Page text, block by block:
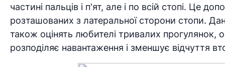
частині пальців і п'ят, але і по всій стопі. Це
розташованих з латеральної сторони стопи.
також оцінять любителі тривалих прогулянок,
розподіляє навантаження і зменшує відчуття